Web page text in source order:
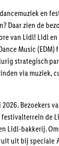
en
Daar zien de
van Lidl! Lidl en
Music (EDM)
strategisch
via muziek,
Bezoekers
festivalterrein de
Lidl-bakkerij.
uit bij speciale